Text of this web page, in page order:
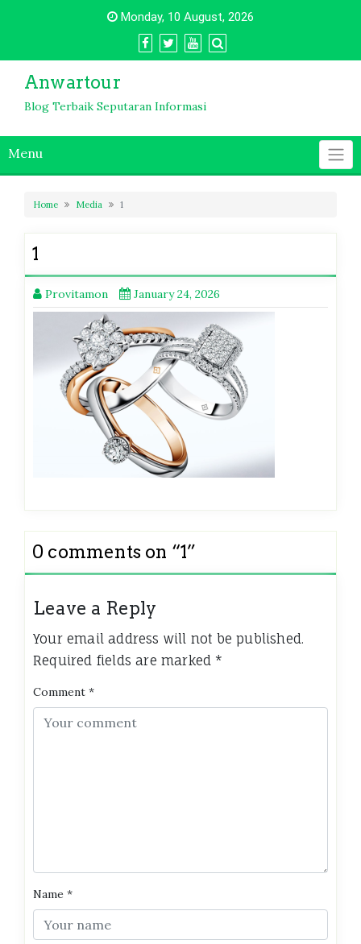
Monday, 10 August, 2026
Anwartour
Blog Terbaik Seputaran Informasi
Menu
Home Media 1
1
Provitamon January 24, 2026
0 comments on “1”
Leave a Reply
Your email address will not be published.
Required fields are marked *
Comment *
Name *